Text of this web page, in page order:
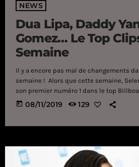
NEWS
Dua Lipa, Daddy
Gomez… Le Top
Semaine
Il y a encore pas mal de changements
semaine ! Alors que cette semaine,
son premier numéro 1 dans le top
sommet dans le classement des clips
sûre, on y retrouve à la fois "Lose You To
today 08/11/2019 129